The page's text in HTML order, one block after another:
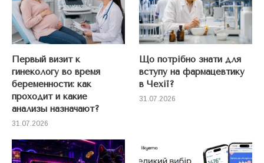
Первый визит к
гинекологу во время
беременности: как
проходит и какие
анализы назначают?
31.07.2026
Що потрібно знати для
вступу на фармацевтику
в Чехії?
31.07.2026